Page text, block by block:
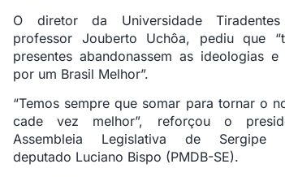
O diretor da Universidade Tiradentes
professor Jouberto Uchôa, pediu que
presentes abandonassem as ideologias e
por um Brasil Melhor”.
“Temos sempre que somar para tornar o
cade vez melhor”, reforçou o
Assembleia Legislativa de Sergipe
deputado Luciano Bispo (PMDB-SE).